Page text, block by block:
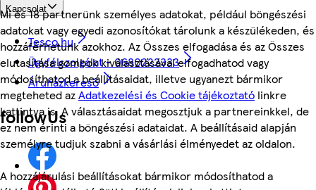
Mi és 18 partnerünk személyes adatokat, például böngészési
adatokat vagy egyedi azonosítókat tárolunk a készülékeden, és
hozzáférhetünk azokhoz. Az Összes elfogadása és az Összes
elutasítása gombok kiválasztásával elfogadhatod vagy
módosíthatod a beállításaidat, illetve ugyanezt bármikor
megteheted azAdatkezelési és Cookie tájékoztató linkre
kattintva is. A választásaidat megosztjuk a partnereinkkel, de
ez nem érinti a böngészési adataidat. A beállításaid alapján
személyre tudjuk szabni a vásárlási élményedet az oldalon.
A hozzájárulási beállításokat bármikor módosíthatod a
Kapcsolat
Tesco.hu
Ügyfélszolgálat - 0680222333
Áruházkereső
followUs